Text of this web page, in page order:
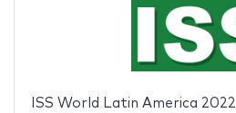
ISS World Latin America 2022